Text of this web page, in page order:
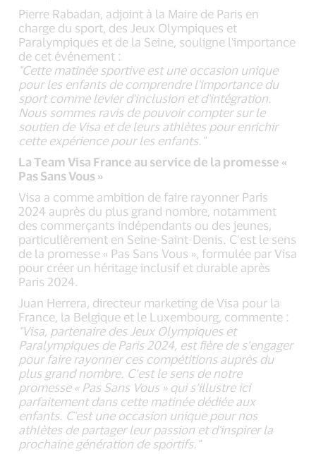
Pierre Rabadan, adjoint à la Maire de Paris en
charge du sport, des Jeux Olympiques et
Paralympiques et de la Seine, souligne l'importance
de cet événement :
"Cette matinée sportive est une occasion unique
pour les enfants de comprendre l'importance du
sport comme levier d'inclusion et d'intégration.
Nous sommes ravis de pouvoir compter sur le
soutien de Visa et de leurs athlètes pour enrichir
cette expérience pour les enfants."
La Team Visa France au service de la promesse «
Pas Sans Vous »
Visa a comme ambition de faire rayonner Paris
2024 auprès du plus grand nombre, notamment
des commerçants indépendants ou des jeunes,
particulièrement en Seine-Saint-Denis. C’est le sens
de la promesse « Pas Sans Vous », formulée par Visa
pour créer un héritage inclusif et durable après
Paris 2024.
Juan Herrera, directeur marketing de Visa pour la
France, la Belgique et le Luxembourg, commente :
"Visa, partenaire des Jeux Olympiques et
Paralympiques de Paris 2024, est fière de s’engager
pour faire rayonner ces compétitions auprès du
plus grand nombre. C’est le sens de notre
promesse « Pas Sans Vous » qui s’illustre ici
parfaitement dans cette matinée dédiée aux
enfants. C'est une occasion unique pour nos
athlètes de partager leur passion et d'inspirer la
prochaine génération de sportifs."